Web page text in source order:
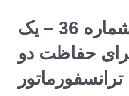
معمای حفاظت شماره 36 – یک
حفاظت دو